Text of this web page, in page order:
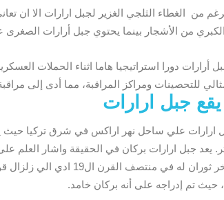
من الغطاء الثلجي الغزير لجبل ارارات الا ان
من الأشجار بينما يحتوي جبل أرارات الصغرى
أرارات دورا استراتيجيا هاما اثناء الحملات
للتحصينات ومراكز المراقبة، مما أدى إلى
يقع جبل ارارات
يعد جبل ارارات بركان في الحقيقة واشار العلم
وكان آخر ثوران له في
حيث تم إدراجه على أنه بركان خامد.